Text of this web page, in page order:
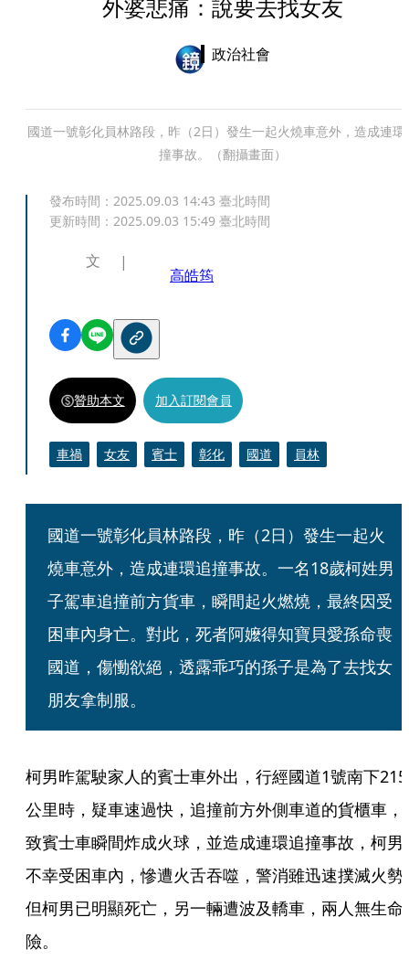
外婆悲痛：說要去找女友
政治社會
國道一號彰化員林路段，昨（2日）發生一起火燒車意外，造成連環
撞事故。（翻攝畫面）
發布時間： 2025.09.03 14:43 臺北時間
更新時間： 2025.09.03 15:49 臺北時間
文
高皓筠
贊助本文 加入訂閱會員
車禍 女友 賓士 彰化 國道 員林
國道一號彰化員林路段，昨（2日）發生一起火
燒車意外，造成連環追撞事故。一名18歲柯姓男
子駕車追撞前方貨車，瞬間起火燃燒，最終因受
困車內身亡。對此，死者阿嬤得知寶貝愛孫命喪
國道，傷慟欲絕，透露乖巧的孫子是為了去找女
朋友拿制服。
柯男昨駕駛家人的賓士車外出，行經國道1號南下215
公里時，疑車速過快，追撞前方外側車道的貨櫃車，
致賓士車瞬間炸成火球，並造成連環追撞事故，柯男
不幸受困車內，慘遭火舌吞噬，警消雖迅速撲滅火勢
但柯男已明顯死亡，另一輛遭波及轎車，兩人無生命
險。